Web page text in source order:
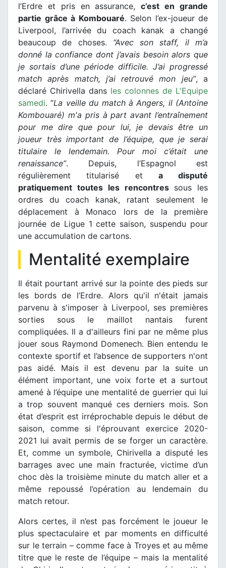
l’Erdre et pris en assurance,c’est en grande
partie grâce à Kombouaré. Selon l’ex-joueur de
Liverpool, l’arrivée du coach kanak a changé
beaucoup de choses. “Avec son staff, il m’a
donné la confiance dont j’avais besoin alors que
je sortais d’une période difficile. J’ai progressé
match après match, j’ai retrouvé mon jeu”, a
déclaré Chirivella dans les colonnes de L'Equipe
samedi. “La veille du match à Angers, il (Antoine
Kombouaré) m'a pris à part avant l’entraînement
pour me dire que pour lui, je devais être un
joueur très important de l’équipe, que je serai
titulaire le lendemain. Pour moi c’était une
renaissance”. Depuis, l’Espagnol est
régulièrement titularisé et a disputé
pratiquement toutes les rencontres sous les
ordres du coach kanak, ratant seulement le
déplacement à Monaco lors de la première
journée de Ligue 1 cette saison, suspendu pour
une accumulation de cartons.
Mentalité exemplaire
Il était pourtant arrivé sur la pointe des pieds sur
les bords de l’Erdre. Alors qu'il n'était jamais
parvenu à s'imposer à Liverpool, ses premières
sorties sous le maillot nantais furent
compliquées. Il a d'ailleurs fini par ne même plus
jouer sous Raymond Domenech. Bien entendu le
contexte sportif et l’absence de supporters n'ont
pas aidé. Mais il est devenu par la suite un
élément important, une voix forte et a surtout
amené à l’équipe une mentalité de guerrier qui lui
a trop souvent manqué ces derniers mois. Son
état d’esprit est irréprochable depuis le début de
saison, comme si l'éprouvant exercice 2020-
2021 lui avait permis de se forger un caractère.
Et, comme un symbole, Chirivella a disputé les
barrages avec une main fracturée, victime d’un
choc dès la troisième minute du match aller et a
même repoussé l’opération au lendemain du
match retour.
Alors certes, il n’est pas forcément le joueur le
plus spectaculaire et par moments en difficulté
sur le terrain – comme face à Troyes et au même
titre que le reste de l’équipe – mais la mentalité